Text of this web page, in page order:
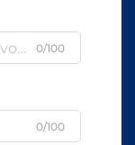
0/100
0/100